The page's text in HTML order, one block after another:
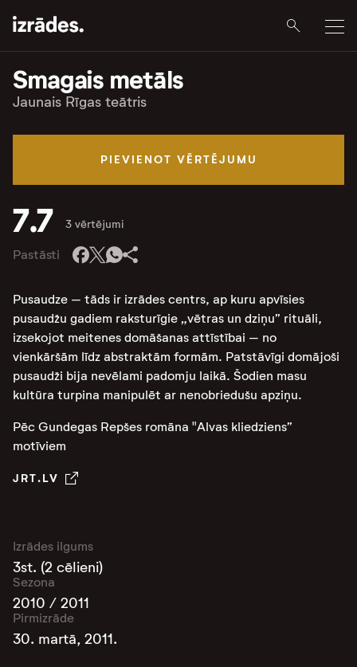
Smagais metāls
Jaunais Rīgas teātris
PIEVIENOT VĒRTĒJUMU
7.7 3 vērtējumi
Pastāsti
Pusaudze – tāds ir izrādes centrs, ap kuru apvīsies
pusaudžu gadiem raksturīgie „vētras un dziņu” rituāli,
izsekojot meitenes domāšanas attīstībai – no
vienkāršām līdz abstraktām formām. Patstāvīgi domājoši
pusaudži bija nevēlami padomju laikā. Šodien masu
kultūra turpina manipulēt ar nenobriedušu apziņu.
Pēc Gundegas Repšes romāna "Alvas kliedziens”
motīviem
JRT.LV
Izrādes ilgums
3st. (2 cēlieni)
Sezona
2010 / 2011
Pirmizrāde
30. martā, 2011.